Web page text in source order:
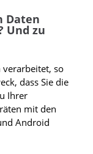
Daten
Und zu
verarbeitet, so
dass Sie die
Ihrer
mit den
Android